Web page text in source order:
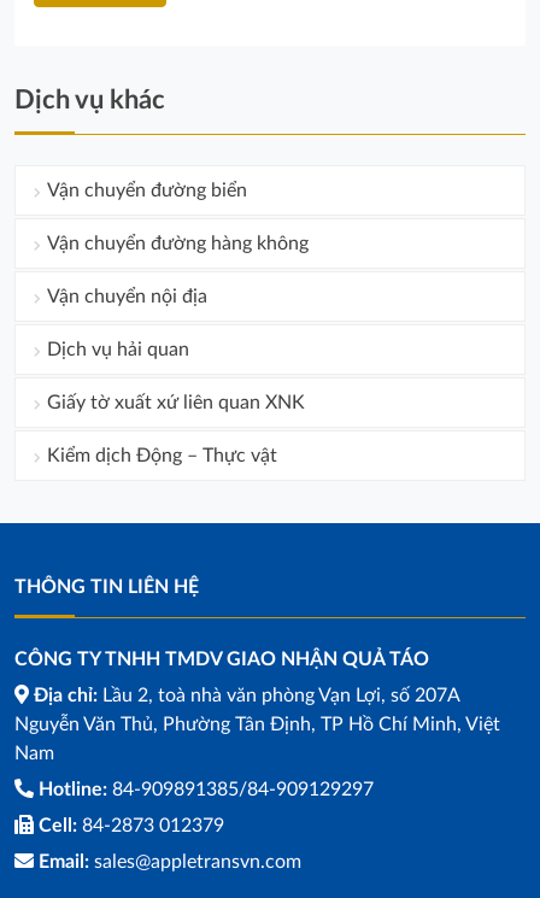
Dịch vụ khác
Vận chuyển đường biển
Vận chuyển đường hàng không
Vận chuyển nội địa
Dịch vụ hải quan
Giấy tờ xuất xứ liên quan XNK
Kiểm dịch Động – Thực vật
THÔNG TIN LIÊN HỆ
CÔNG TY TNHH TMDV GIAO NHẬN QUẢ TÁO
Địa chỉ: Lầu 2, toà nhà văn phòng Vạn Lợi, số 207A
Nguyễn Văn Thủ, Phường Tân Định, TP Hồ Chí Minh, Việt
Nam
Hotline: 84-909891385/84-909129297
Cell: 84-2873 012379
Email: sales@appletransvn.com